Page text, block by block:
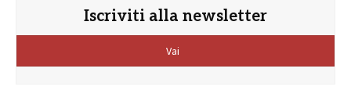
Iscriviti alla newsletter
Vai